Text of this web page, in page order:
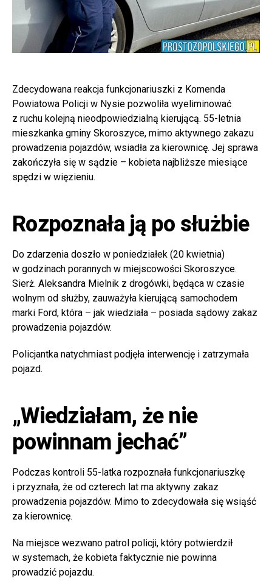
Zdecydowana reakcja funkcjonariuszki z Komenda
Powiatowa Policji w Nysie pozwoliła wyeliminować
z ruchu kolejną nieodpowiedzialną kierującą. 55-letnia
mieszkanka gminy Skoroszyce, mimo aktywnego zakazu
prowadzenia pojazdów, wsiadła za kierownicę. Jej sprawa
zakończyła się w sądzie – kobieta najbliższe miesiące
spędzi w więzieniu.
Rozpoznała ją po służbie
Do zdarzenia doszło w poniedziałek (20 kwietnia)
w godzinach porannych w miejscowości Skoroszyce.
Sierż. Aleksandra Mielnik z drogówki, będąca w czasie
wolnym od służby, zauważyła kierującą samochodem
marki Ford, która – jak wiedziała – posiada sądowy zakaz
prowadzenia pojazdów.
Policjantka natychmiast podjęła interwencję i zatrzymała
pojazd.
„Wiedziałam, że nie
powinnam jechać”
Podczas kontroli 55-latka rozpoznała funkcjonariuszkę
i przyznała, że od czterech lat ma aktywny zakaz
prowadzenia pojazdów. Mimo to zdecydowała się wsiąść
za kierownicę.
Na miejsce wezwano patrol policji, który potwierdził
w systemach, że kobieta faktycznie nie powinna
prowadzić pojazdu.